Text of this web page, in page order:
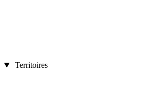
Territoires